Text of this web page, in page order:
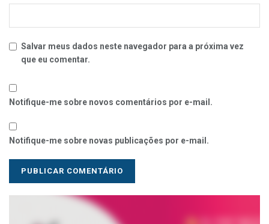
Salvar meus dados neste navegador para a próxima vez
que eu comentar.
Notifique-me sobre novos comentários por e-mail.
Notifique-me sobre novas publicações por e-mail.